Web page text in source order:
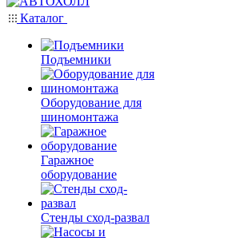
Каталог
Подъемники
Оборудование для
шиномонтажа
Гаражное
оборудование
Стенды сход-развал